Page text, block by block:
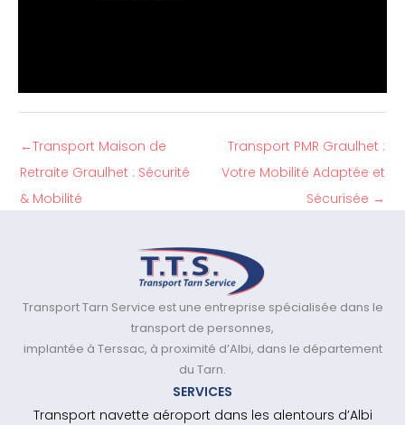
←Transport Maison de
Retraite Graulhet : Sécurité
& Mobilité
Transport PMR Graulhet :
Votre Mobilité Adaptée et
Sécurisée →
Transport Tarn Service est une entreprise spécialisée dans le
transport de personnes,
implantée à Terssac, à proximité d’Albi, dans le département
du Tarn.
SERVICES
Transport navette aéroport dans les alentours d’Albi